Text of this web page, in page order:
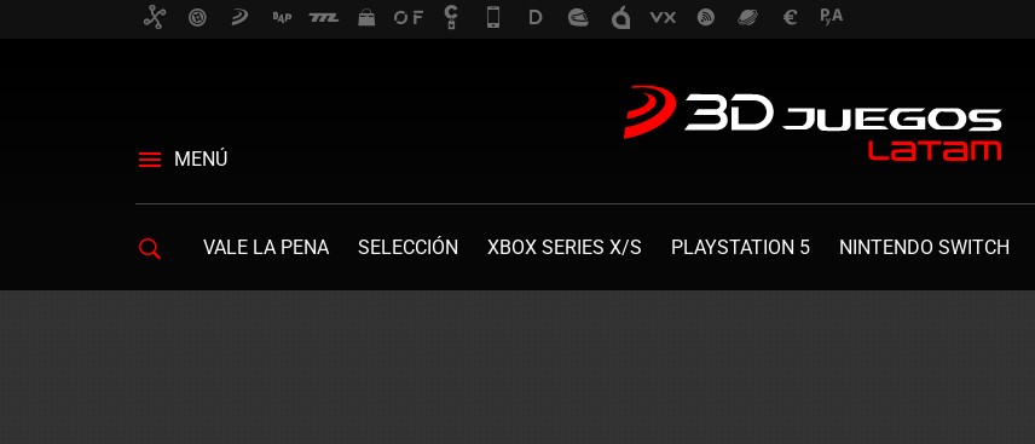
MENÚ
VALE LA PENA SELECCIÓN XBOX SERIES X/S PLAYSTATION 5 NINTENDO SWITCH